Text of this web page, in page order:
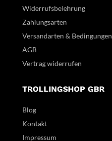
Widerrufsbelehrung
Zahlungsarten
Versandarten & Bedingungen
AGB
Vertrag widerrufen
TROLLINGSHOP GBR
Blog
Kontakt
Impressum